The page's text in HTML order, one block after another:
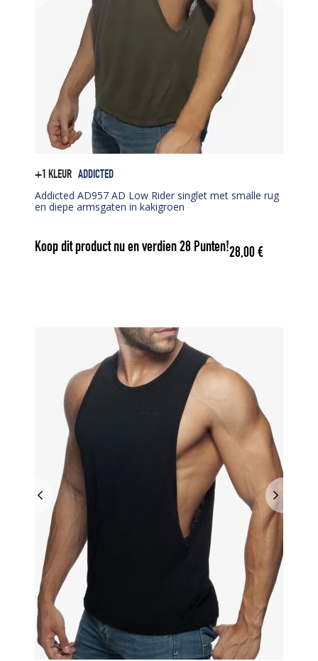
+1 KLEUR ADDICTED
Addicted AD957 AD Low Rider singlet met smalle rug
en diepe armsgaten in kakigroen
Koop dit product nu en verdien28 Punten!28,00€